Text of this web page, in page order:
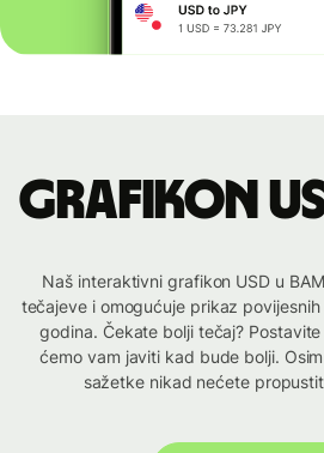
Grafikon
Naš interaktivni grafikon USD u
tečajeve i omogućuje prikaz
godina. Čekate bolji tečaj?
ćemo vam javiti kad bude bolji.
sažetke nikad nećete